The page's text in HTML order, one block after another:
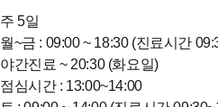
주 5일
월~금 : 09:00 ~ 18:30 (진료시간
야간진료 ~ 20:30 (화요일)
점심시간 : 13:00~14:00